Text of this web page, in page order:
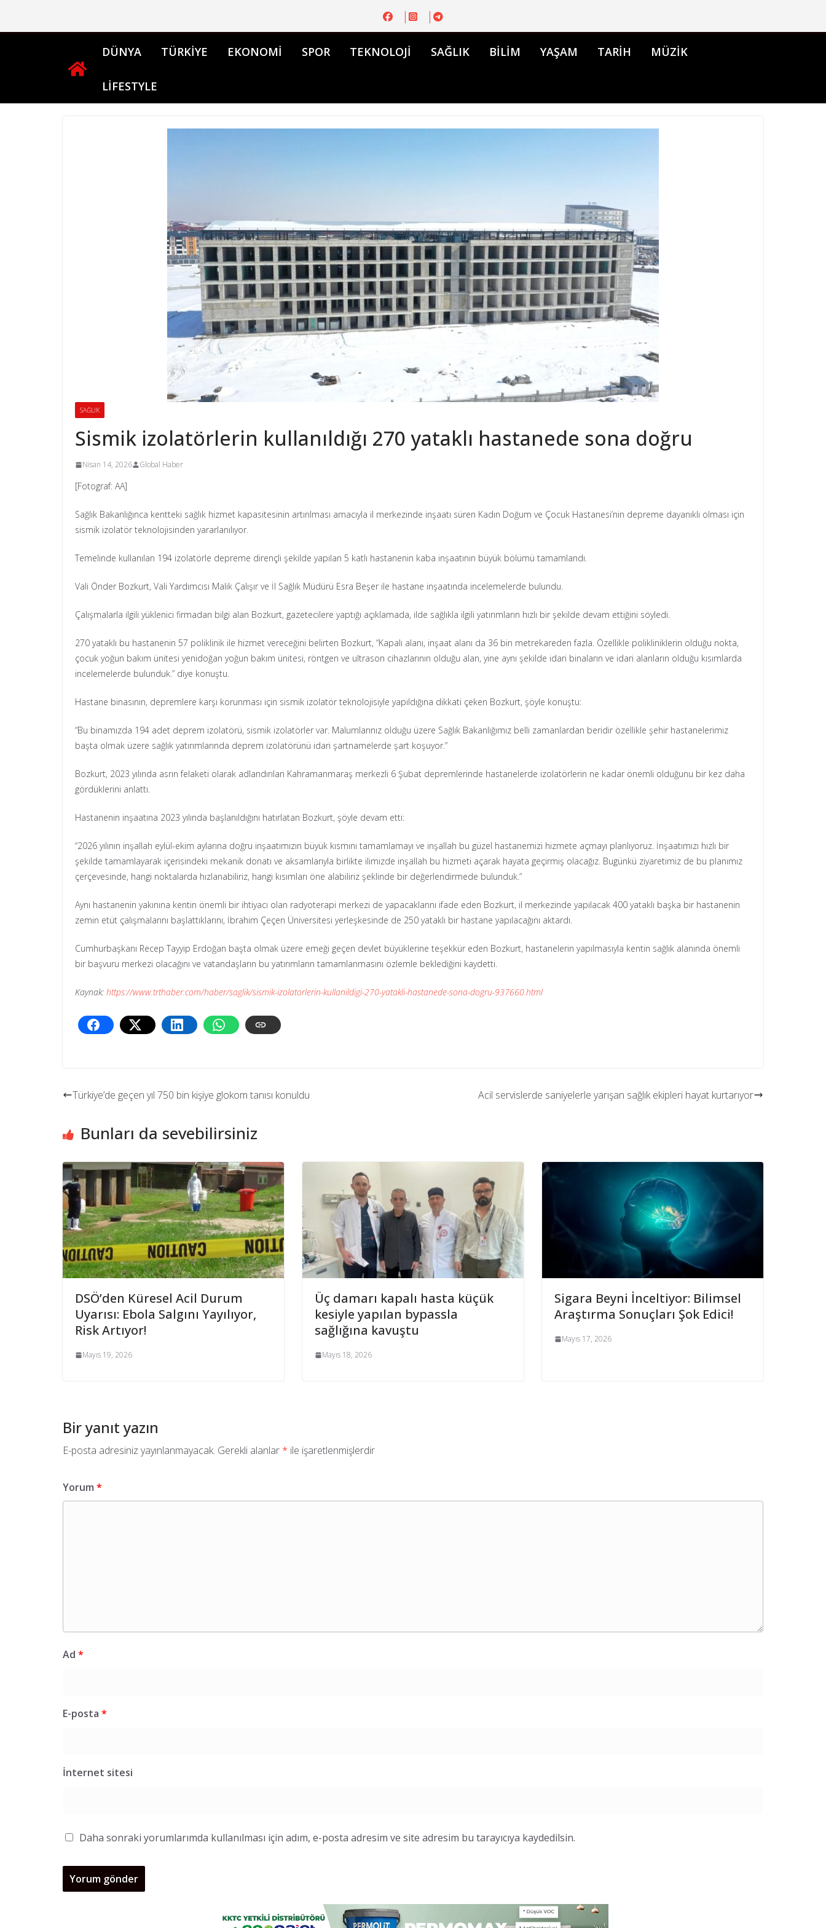
DÜNYA TÜRKİYE EKONOMİ SPOR TEKNOLOJİ SAĞLIK BİLİM YAŞAM TARİH MÜZİK
LİFESTYLE
SAĞLIK
Sismik izolatörlerin kullanıldığı 270 yataklı hastanede sona doğru
Nisan 14, 2026 Global Haber
[Fotograf: AA]
Sağlık Bakanlığınca kentteki sağlık hizmet kapasitesinin artırılması amacıyla il merkezinde inşaatı süren Kadın Doğum ve Çocuk Hastanesi’nin depreme dayanıklı olması için
sismik izolatör teknolojisinden yararlanılıyor.
Temelinde kullanılan 194 izolatörle depreme dirençli şekilde yapılan 5 katlı hastanenin kaba inşaatının büyük bölümü tamamlandı.
Vali Önder Bozkurt, Vali Yardımcısı Malik Çalışır ve İl Sağlık Müdürü Esra Beşer ile hastane inşaatında incelemelerde bulundu.
Çalışmalarla ilgili yüklenici firmadan bilgi alan Bozkurt, gazetecilere yaptığı açıklamada, ilde sağlıkla ilgili yatırımların hızlı bir şekilde devam ettiğini söyledi.
270 yataklı bu hastanenin 57 poliklinik ile hizmet vereceğini belirten Bozkurt, “Kapalı alanı, inşaat alanı da 36 bin metrekareden fazla. Özellikle polikliniklerin olduğu nokta,
çocuk yoğun bakım ünitesi yenidoğan yoğun bakım ünitesi, röntgen ve ultrason cihazlarının olduğu alan, yine aynı şekilde idari binaların ve idari alanların olduğu kısımlarda
incelemelerde bulunduk.” diye konuştu.
Hastane binasının, depremlere karşı korunması için sismik izolatör teknolojisiyle yapıldığına dikkati çeken Bozkurt, şöyle konuştu:
“Bu binamızda 194 adet deprem izolatörü, sismik izolatörler var. Malumlarınız olduğu üzere Sağlık Bakanlığımız belli zamanlardan beridir özellikle şehir hastanelerimiz
başta olmak üzere sağlık yatırımlarında deprem izolatörünü idari şartnamelerde şart koşuyor.”
Bozkurt, 2023 yılında asrın felaketi olarak adlandırılan Kahramanmaraş merkezli 6 Şubat depremlerinde hastanelerde izolatörlerin ne kadar önemli olduğunu bir kez daha
gördüklerini anlattı.
Hastanenin inşaatına 2023 yılında başlanıldığını hatırlatan Bozkurt, şöyle devam etti:
“2026 yılının inşallah eylül-ekim aylarına doğru inşaatımızın büyük kısmını tamamlamayı ve inşallah bu güzel hastanemizi hizmete açmayı planlıyoruz. İnşaatımızı hızlı bir
şekilde tamamlayarak içerisindeki mekanik donatı ve aksamlarıyla birlikte ilimizde inşallah bu hizmeti açarak hayata geçirmiş olacağız. Bugünkü ziyaretimiz de bu planımız
çerçevesinde, hangi noktalarda hızlanabiliriz, hangi kısımları öne alabiliriz şeklinde bir değerlendirmede bulunduk.”
Aynı hastanenin yakınına kentin önemli bir ihtiyacı olan radyoterapi merkezi de yapacaklarını ifade eden Bozkurt, il merkezinde yapılacak 400 yataklı başka bir hastanenin
zemin etüt çalışmalarını başlattıklarını, İbrahim Çeçen Üniversitesi yerleşkesinde de 250 yataklı bir hastane yapılacağını aktardı.
Cumhurbaşkanı Recep Tayyip Erdoğan başta olmak üzere emeği geçen devlet büyüklerine teşekkür eden Bozkurt, hastanelerin yapılmasıyla kentin sağlık alanında önemli
bir başvuru merkezi olacağını ve vatandaşların bu yatırımların tamamlanmasını özlemle beklediğini kaydetti.
Kaynak: https://www.trthaber.com/haber/saglik/sismik-izolatorlerin-kullanildigi-270-yatakli-hastanede-sona-dogru-937660.html
Türkiye’de geçen yıl 750 bin kişiye glokom tanısı konuldu Acil servislerde saniyelerle yarışan sağlık ekipleri hayat kurtarıyor
Bunları da sevebilirsiniz
DSÖ’den Küresel Acil Durum
Uyarısı: Ebola Salgını Yayılıyor,
Risk Artıyor!
Mayıs 19, 2026
Üç damarı kapalı hasta küçük
kesiyle yapılan bypassla
sağlığına kavuştu
Mayıs 18, 2026
Sigara Beyni İnceltiyor: Bilimsel
Araştırma Sonuçları Şok Edici!
Mayıs 17, 2026
Bir yanıt yazın
E-posta adresiniz yayınlanmayacak. Gerekli alanlar * ile işaretlenmişlerdir
Yorum *
Ad *
E-posta *
İnternet sitesi
Daha sonraki yorumlarımda kullanılması için adım, e-posta adresim ve site adresim bu tarayıcıya kaydedilsin.